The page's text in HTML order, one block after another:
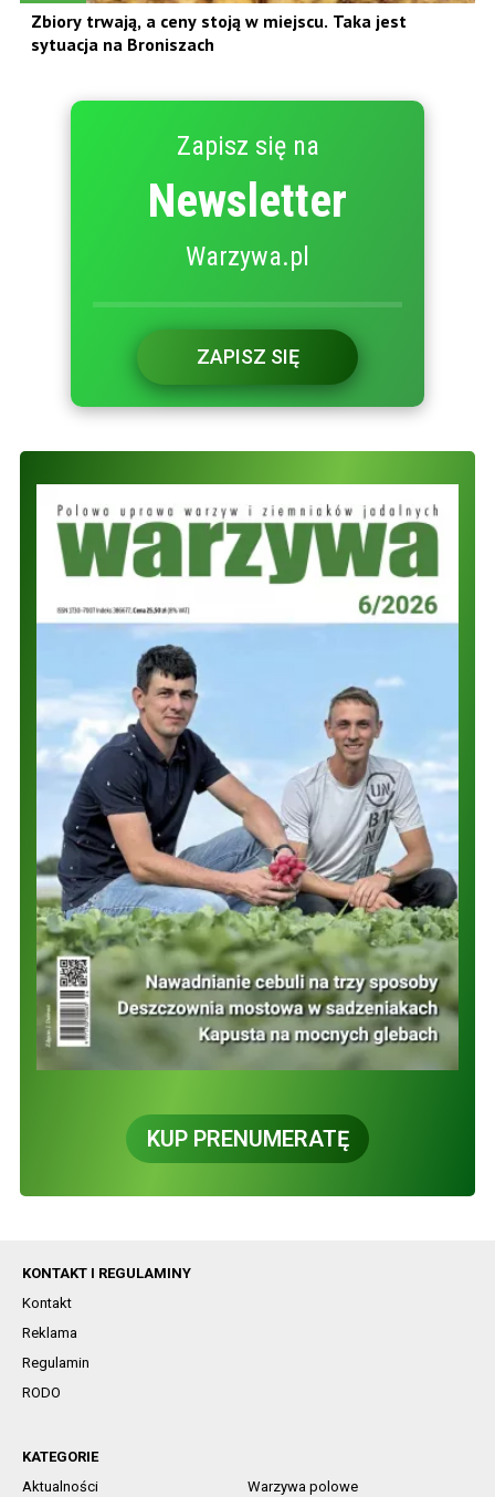
Zbiory trwają, a ceny stoją w miejscu. Taka jest
sytuacja na Broniszach
Zapisz się na
Newsletter
Warzywa.pl
ZAPISZ SIĘ
KUP PRENUMERATĘ
KONTAKT I REGULAMINY
Kontakt
Reklama
Regulamin
RODO
KATEGORIE
Aktualności
Warzywa polowe